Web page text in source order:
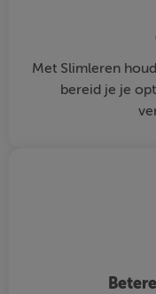
Met Slimleren
bereid je je